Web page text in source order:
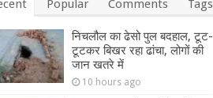
Popular Comments Tags
निचलौल का ढेसो पुल बदहाल, टूट-
टूटकर बिखर रहा ढांचा, लोगों की
जान खतरे में
10 hours ago